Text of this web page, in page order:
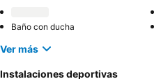
Baño con ducha
Ver más
Instalaciones deportivas